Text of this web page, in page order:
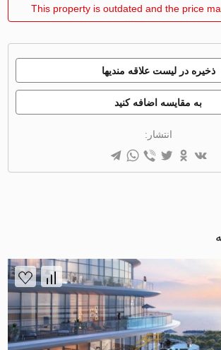
This property is outdated and the price
ذخیره در لیست علاقه مندیها
به مقایسه اضافه کنید
انتشار: